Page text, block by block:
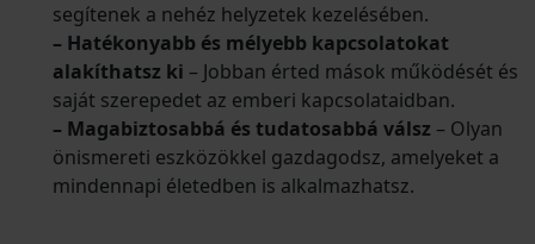
segítenek a nehéz helyzetek kezelésében.
– Hatékonyabb és mélyebb kapcsolatokat
alakíthatsz ki – Jobban érted mások működését és
saját szerepedet az emberi kapcsolataidban.
– Magabiztosabbá és tudatosabbá válsz – Olyan
önismereti eszközökkel gazdagodsz, amelyeket a
mindennapi életedben is alkalmazhatsz.